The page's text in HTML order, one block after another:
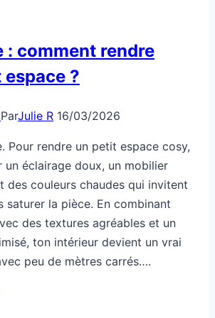
: comment rendre
?
ParJulie R 16/03/2026
Pour rendre un petit espace cosy,
un éclairage doux, un mobilier
des couleurs chaudes qui invitent
saturer la pièce. En combinant
des textures agréables et un
ton intérieur devient un vrai
peu de mètres carrés….